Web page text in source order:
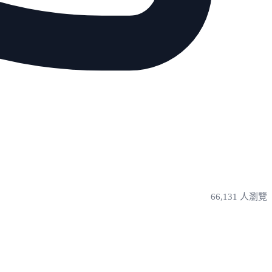
66,131 人瀏覽